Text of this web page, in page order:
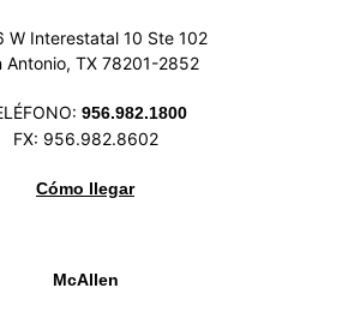
W Interestatal 10 Ste 102
Antonio, TX 78201-2852
956.982.1800
FX: 956.982.8602
Cómo llegar
McAllen